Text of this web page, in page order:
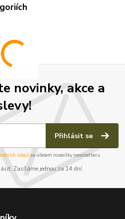
novinky, akce a
Přihlásit se
údajůza účelem rozesílky newsletteru.
Zasíláme jednou za 14 dní.